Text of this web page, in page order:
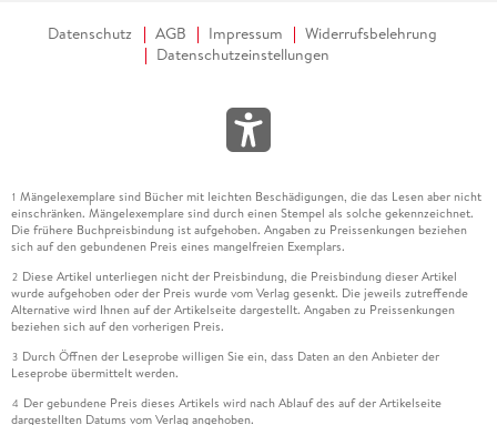
Datenschutz AGB Impressum
Widerrufsbelehrung
Datenschutzeinstellungen
1 Mängelexemplare sind Bücher mit leichten Beschädigungen, die das Lesen aber nicht
einschränken. Mängelexemplare sind durch einen Stempel als solche gekennzeichnet.
Die frühere Buchpreisbindung ist aufgehoben. Angaben zu Preissenkungen beziehen
sich auf den gebundenen Preis eines mangelfreien Exemplars.
2 Diese Artikel unterliegen nicht der Preisbindung, die Preisbindung dieser Artikel
wurde aufgehoben oder der Preis wurde vom Verlag gesenkt. Die jeweils zutreffende
Alternative wird Ihnen auf der Artikelseite dargestellt. Angaben zu Preissenkungen
beziehen sich auf den vorherigen Preis.
3 Durch Öffnen der Leseprobe willigen Sie ein, dass Daten an den Anbieter der
Leseprobe übermittelt werden.
4 Der gebundene Preis dieses Artikels wird nach Ablauf des auf der Artikelseite
dargestellten Datums vom Verlag angehoben.